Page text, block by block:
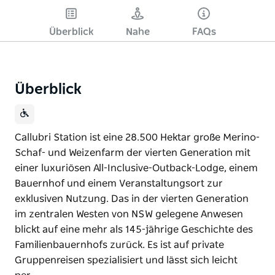
Überblick Nahe FAQs
Überblick
Callubri Station ist eine 28.500 Hektar große Merino-
Schaf- und Weizenfarm der vierten Generation mit
einer luxuriösen All-Inclusive-Outback-Lodge, einem
Bauernhof und einem Veranstaltungsort zur
exklusiven Nutzung. Das in der vierten Generation
im zentralen Westen von NSW gelegene Anwesen
blickt auf eine mehr als 145-jährige Geschichte des
Familienbauernhofs zurück. Es ist auf private
Gruppenreisen spezialisiert und lässt sich leicht